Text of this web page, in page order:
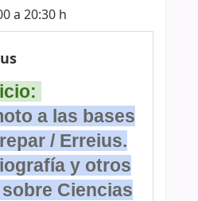
a 20:30 h
a las bases
/ Erreius.
y otros
Ciencias